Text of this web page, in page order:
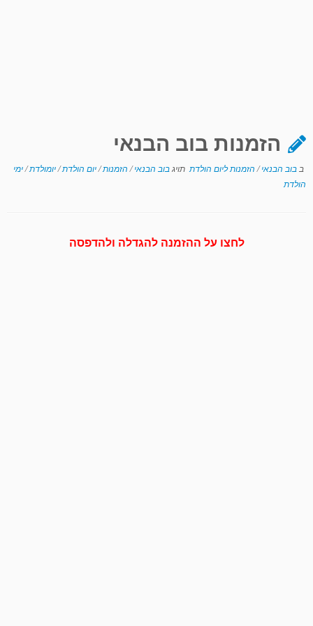
הזמנות בוב הבנאי
ב בוב הבנאי/ הזמנות ליום הולדת תויגבוב הבנאי/ הזמנות/יום הולדת/יומולדת/ימי
הולדת
לחצו על ההזמנה להגדלה ולהדפסה